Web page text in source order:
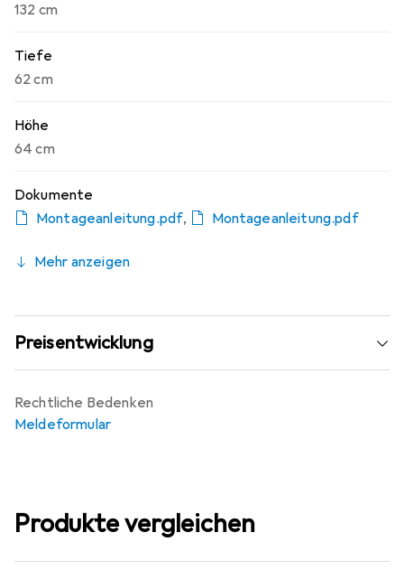
132 cm
Tiefe
62 cm
Höhe
64 cm
Dokumente
Montageanleitung.pdf, Montageanleitung.pdf
Mehr anzeigen
Preisentwicklung
Rechtliche Bedenken
Meldeformular
Produkte vergleichen